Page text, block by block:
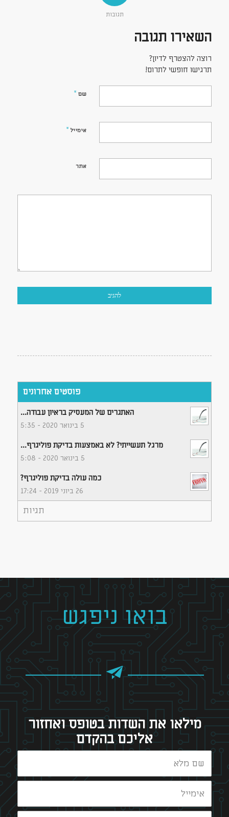
תגובות
השאירו תגובה
רוצה להצטרף לדיון?
תרגישו חופשי לתרום!
שם *
אימייל *
אתר
פוסטים אחרונים
האתגרים של המעסיק בראיון עבודה...
5 בינואר 2020 - 5:35
מרגל תעשייתי? לא באמצעות בדיקת פוליגרף...
5 בינואר 2020 - 5:08
כמה עולה בדיקת פוליגרף?
26 ביוני 2019 - 17:24
תגיות
בואו ניפגש
מילאו את השדות בטופס ואחזור
אליכם בהקדם